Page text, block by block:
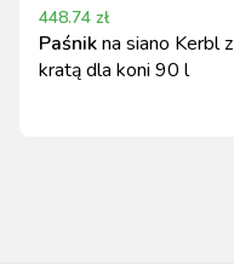
448.74 zł
Paśnikna siano Kerbl z
kratą dla koni 90 l